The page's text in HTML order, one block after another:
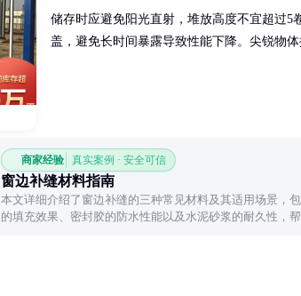
储存时应避免阳光直射，堆放高度不宜超过5
盖，避免长时间暴露导致性能下降。尖锐物
商家经验 真实案例 · 安全可信
窗边补缝材料指南
本文详细介绍了窗边补缝的三种常见材料及其适用场景，
的填充效果、密封胶的防水性能以及水泥砂浆的耐久性，